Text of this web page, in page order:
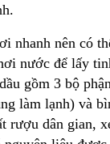
nhanh nên có
nước để lấy
gồm 3 bộ
làm lạnh) và
rượu dân gian,